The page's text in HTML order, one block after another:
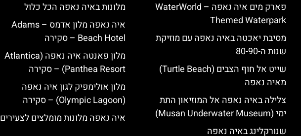
פארק מים איה נאפה – ‪‪WaterWorld
Themed Waterpark‬‬
מסיבת יאכטה באיה נאפה עם מוזיקת
שנות ה-80-90
שייט אל חוף הצבים (Turtle Beach)
מאיה נאפה
צלילה באיה נאפה אל המוזיאון התת
ימי (Musan Underwater Museum)
שנורקלינג באיה נאפה
מלונות באיה נאפה הכל כלול
איה נאפה מלון אדמס – Adams
Beach Hotel – סקירה
מלון פאנטה איה נאפה (Atlantica
Panthea Resort) – סקירה
מלון אולימפיק לגון איה נאפה
(Olympic Lagoon) – סקירה
איה נאפה מלונות מומלצים לצעירים